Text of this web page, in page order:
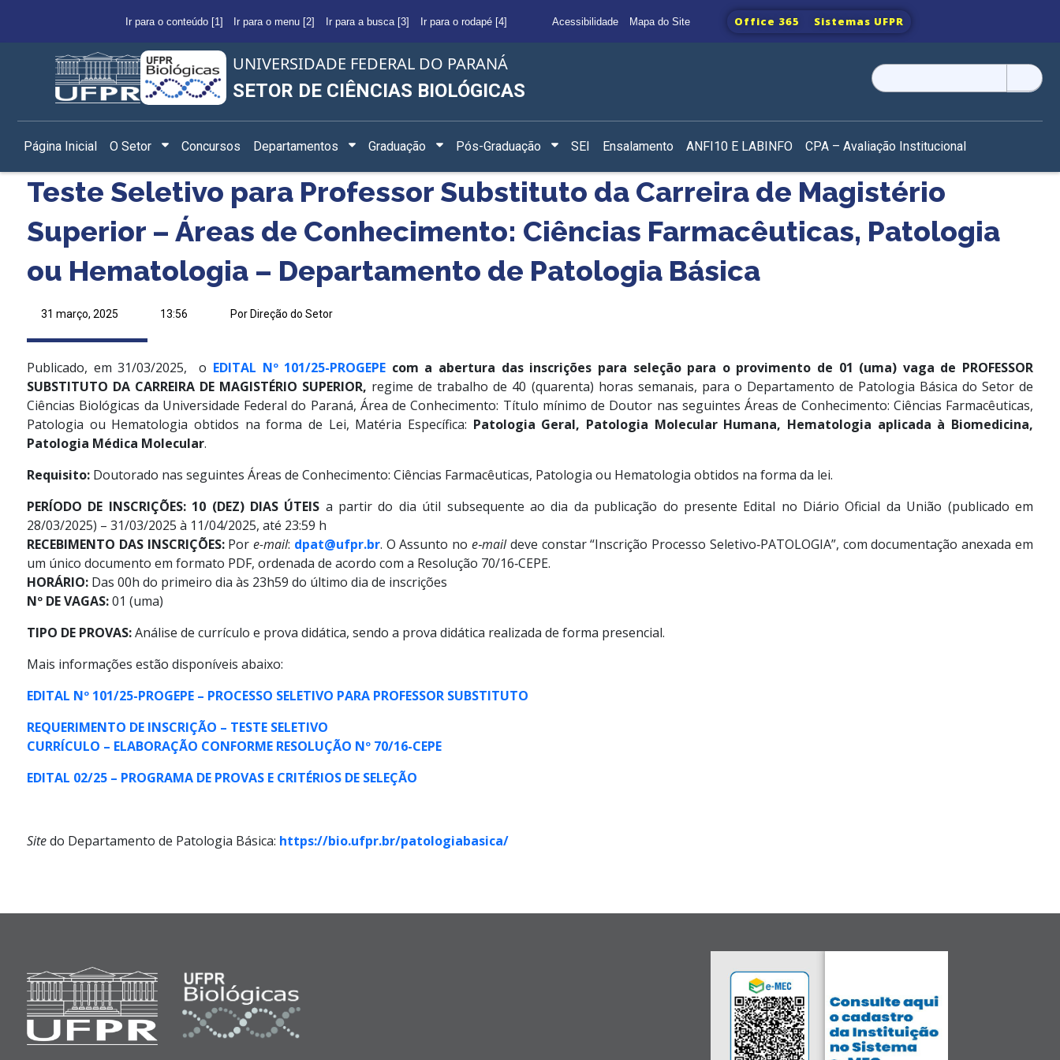
Ir para o conteúdo [1] Ir para o menu [2] Ir para a busca [3] Ir para o rodapé [4] Acessibilidade Mapa do Site Office 365 Sistemas UFPR
UNIVERSIDADE FEDERAL DO PARANÁ
SETOR DE CIÊNCIAS BIOLÓGICAS
Pesquisar
por:
Página Inicial O Setor Concursos Departamentos Graduação Pós-Graduação SEI Ensalamento ANFI10 E LABINFO CPA – Avaliação Institucional
Teste Seletivo para Professor Substituto da Carreira de Magistério
Superior – Áreas de Conhecimento: Ciências Farmacêuticas, Patologia
ou Hematologia – Departamento de Patologia Básica
31 março, 2025 13:56 Por Direção do Setor
Publicado, em 31/03/2025, o EDITAL Nº 101/25-PROGEPE com a abertura das inscrições para seleção para o provimento de 01 (uma) vaga de PROFESSOR
SUBSTITUTO DA CARREIRA DE MAGISTÉRIO SUPERIOR, regime de trabalho de 40 (quarenta) horas semanais, para o Departamento de Patologia Básica do Setor de
Ciências Biológicas da Universidade Federal do Paraná, Área de Conhecimento: Título mínimo de Doutor nas seguintes Áreas de Conhecimento: Ciências Farmacêuticas,
Patologia ou Hematologia obtidos na forma de Lei, Matéria Específica: Patologia Geral, Patologia Molecular Humana, Hematologia aplicada à Biomedicina,
Patologia Médica Molecular.
Requisito: Doutorado nas seguintes Áreas de Conhecimento: Ciências Farmacêuticas, Patologia ou Hematologia obtidos na forma da lei.
PERÍODO DE INSCRIÇÕES: 10 (DEZ) DIAS ÚTEIS a partir do dia útil subsequente ao dia da publicação do presente Edital no Diário Oficial da União (publicado em
28/03/2025) – 31/03/2025 à 11/04/2025, até 23:59 h
RECEBIMENTO DAS INSCRIÇÕES: Pore-mail: dpat@ufpr.br. O Assunto noe‐maildeve constar “Inscrição Processo Seletivo‐PATOLOGIA”, com documentação anexada em
um único documento em formato PDF, ordenada de acordo com a Resolução 70/16‐CEPE.
HORÁRIO: Das 00h do primeiro dia às 23h59 do último dia de inscrições
Nº DE VAGAS:01 (uma)
TIPO DE PROVAS:Análise de currículo e prova didática, sendo a prova didática realizada de forma presencial.
Mais informações estão disponíveis abaixo:
EDITAL Nº 101/25-PROGEPE – PROCESSO SELETIVO PARA PROFESSOR SUBSTITUTO
REQUERIMENTO DE INSCRIÇÃO – TESTE SELETIVO
CURRÍCULO – ELABORAÇÃO CONFORME RESOLUÇÃO Nº 70/16-CEPE
EDITAL 02/25 – PROGRAMA DE PROVAS E CRITÉRIOS DE SELEÇÃO
Sitedo Departamento de Patologia Básica: https://bio.ufpr.br/patologiabasica/